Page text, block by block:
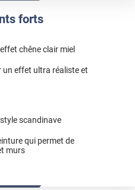
forts
chêne clair miel
un effet ultra réaliste et
scandinave
qui permet de
murs